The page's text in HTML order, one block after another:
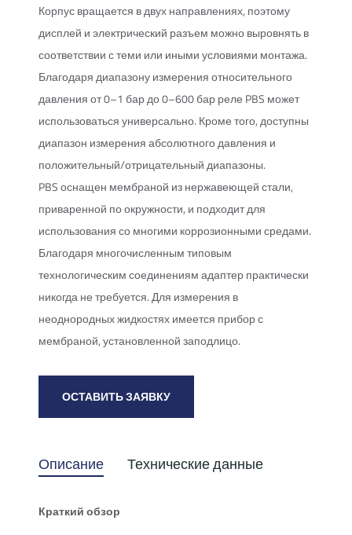
Корпус вращается в двух направлениях, поэтому
дисплей и электрический разъем можно выровнять в
соответствии с теми или иными условиями монтажа.
Благодаря диапазону измерения относительного
давления от 0–1 бар до 0–600 бар реле PBS может
использоваться универсально. Кроме того, доступны
диапазон измерения абсолютного давления и
положительный/отрицательный диапазоны.
PBS оснащен мембраной из нержавеющей стали,
приваренной по окружности, и подходит для
использования со многими коррозионными средами.
Благодаря многочисленным типовым
технологическим соединениям адаптер практически
никогда не требуется. Для измерения в
неоднородных жидкостях имеется прибор с
мембраной, установленной заподлицо.
ОСТАВИТЬ ЗАЯВКУ
Описание Технические данные
Краткий обзор